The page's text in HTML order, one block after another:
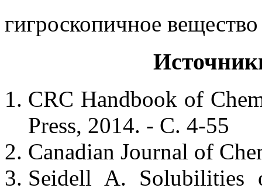
гигроскопичное вещество
CRC Handbook of
Press, 2014. - С. 4-55
Canadian Journal of
Seidell A. Solubilities